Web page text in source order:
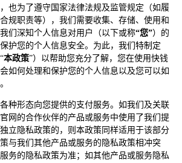
也为了遵守国家法律法规及监管规定（如履
规职责等），我们需要收集、存储、使用和
们深知个人信息对用户（以下或称“您”）的
护您的个人信息安全。为此，我们特制定
本政策”）以帮助您充分了解，您在使用快钱
如何处理和保护您的个人信息以及您可以如
种形态向您提供的支付服务。如我们及关联
网的合作伙伴的产品或服务中使用了我们提
立隐私政策的，则本政策同样适用于该部分
与我们其他产品或服务的隐私政策相冲突
务的隐私政策为准；如其他产品或服务隐私